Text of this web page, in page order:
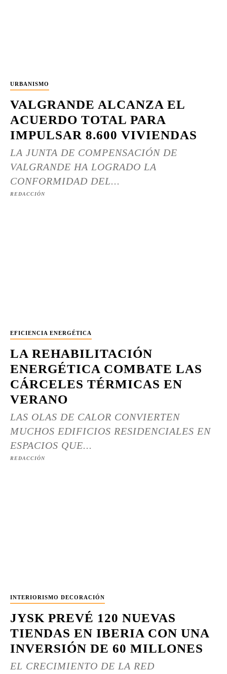
URBANISMO
VALGRANDE ALCANZA EL
ACUERDO TOTAL PARA
IMPULSAR 8.600 VIVIENDAS
LA JUNTA DE COMPENSACIÓN DE
VALGRANDE HA LOGRADO LA
CONFORMIDAD DEL...
REDACCIÓN
EFICIENCIA ENERGÉTICA
LA REHABILITACIÓN
ENERGÉTICA COMBATE LAS
CÁRCELES TÉRMICAS EN
VERANO
LAS OLAS DE CALOR CONVIERTEN
MUCHOS EDIFICIOS RESIDENCIALES EN
ESPACIOS QUE...
REDACCIÓN
INTERIORISMO DECORACIÓN
JYSK PREVÉ 120 NUEVAS
TIENDAS EN IBERIA CON UNA
INVERSIÓN DE 60 MILLONES
EL CRECIMIENTO DE LA RED